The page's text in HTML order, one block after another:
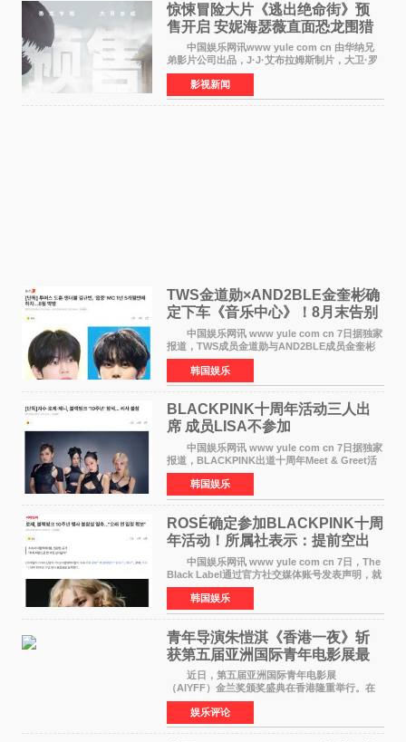
惊悚冒险大片《逃出绝命街》预
售开启 安妮海瑟薇直面恐龙围猎
中国娱乐网讯www yule com cn 由华纳兄
弟影片公司出品，J·J·艾布拉姆斯制片，大卫·罗
伯特·米切尔执导，好莱坞巨星安妮·海瑟薇和伊万
·麦克格雷格领衔主演的2026暑期惊悚冒险大片
《逃出绝
影视新闻
TWS金道勋×AND2BLE金奎彬确
定下车《音乐中心》！8月末告别
MC席位
中国娱乐网讯 www yule com cn 7日据独家
报道，TWS成员金道勋与AND2BLE成员金奎彬
将于8月离开《音乐中心》MC的位置。 金道
勋与金奎彬于去年3月与H2H A-NA一起被选为
《音乐中心》MC，约1
韩国娱乐
BLACKPINK十周年活动三人出
席 成员LISA不参加
中国娱乐网讯 www yule com cn 7日据独家
报道，BLACKPINK出道十周年Meet & Greet活
动将由智秀、ROS&Eacute;、JENNIE出席，
LISA将缺席。 此前BLACKPINK所属社YG并
未为组合出道十周年做
韩国娱乐
ROSÉ确定参加BLACKPINK十周
年活动！所属社表示：提前空出
了时间
中国娱乐网讯 www yule com cn 7日，The
Black Label通过官方社交媒体账号发表声明，就
近期网络上关于ROS&Eacute;个人行程及是否参
加BLACKPINK出道纪念活动的种种猜测作出正
式回应。 Th
韩国娱乐
青年导演朱愷淇《香港一夜》斩
获第五届亚洲国际青年电影展最
佳剧本改编奖
近日，第五届亚洲国际青年电影展
（AIYFF）金兰奖颁奖盛典在香港隆重举行。在
这场汇聚数百位海内外电影人、文化界人士及媒
体代表的亚洲青年影视盛会上，香港本土电影
《香港一夜》（Dawn in Ho
娱乐评论